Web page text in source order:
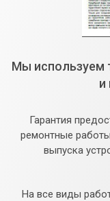
Мы используем
и
Гарантия
ремонтные
выпуска
На все виды